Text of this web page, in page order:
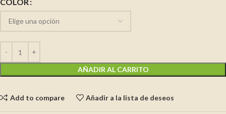
AÑADIR AL CARRITO
Add to compare Añadir a la lista de deseos